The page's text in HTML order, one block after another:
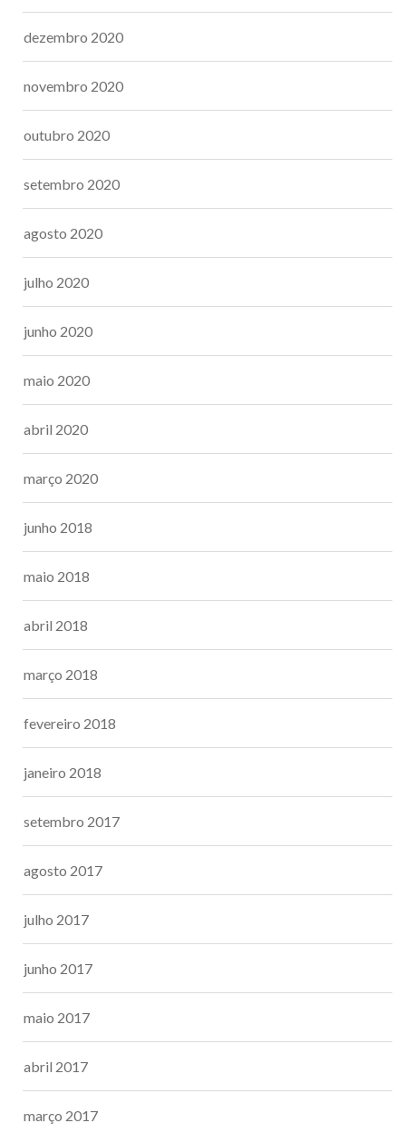
dezembro 2020
novembro 2020
outubro 2020
setembro 2020
agosto 2020
julho 2020
junho 2020
maio 2020
abril 2020
março 2020
junho 2018
maio 2018
abril 2018
março 2018
fevereiro 2018
janeiro 2018
setembro 2017
agosto 2017
julho 2017
junho 2017
maio 2017
abril 2017
março 2017